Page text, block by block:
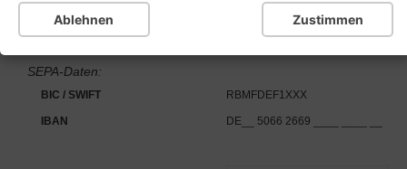
BLZ 506 626 69
Institutsnummer für PAN
SEPA-Daten:
BIC / SWIFT RBMFDEF1XXX
IBAN DE__ 5066 2669 ____ ____ __
Ablehnen Zustimmen